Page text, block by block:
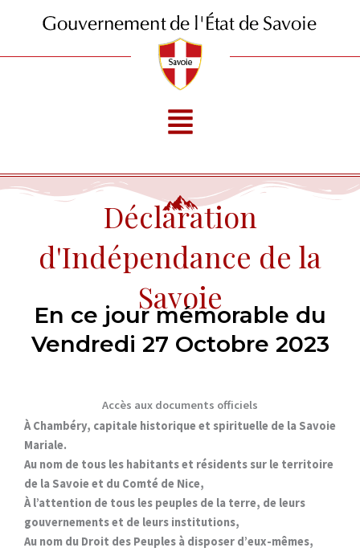
Menu
Déclaration
d'Indépendance de la
Savoie
En ce jour mémorable du
Vendredi 27 Octobre 2023
Accès aux documents officiels
À Chambéry, capitale historique et spirituelle de la Savoie
Mariale.
Au nom de tous les habitants et résidents sur le territoire
de la Savoie et du Comté de Nice,
À l’attention de tous les peuples de la terre, de leurs
gouvernements et de leurs institutions,
Au nom du Droit des Peuples à disposer d’eux-mêmes,